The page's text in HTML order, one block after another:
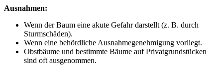
Ausnahmen:
Wenn der Baum eine akute Gefahr darstellt (z. B. durch
Sturmschäden).
Wenn eine behördliche Ausnahmegenehmigung vorliegt.
Obstbäume und bestimmte Bäume auf Privatgrundstücken
sind oft ausgenommen.